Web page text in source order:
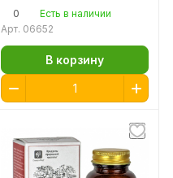
Пчелиным ядом
0
Есть в наличии
Арт. 06652
В корзину